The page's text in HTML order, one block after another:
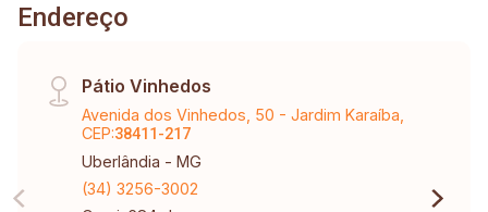
Endereço
Pátio Vinhedos
Avenida dos Vinhedos, 50 - Jardim Karaíba,
CEP:38411-217
Uberlândia - MG
(34) 3256-3002